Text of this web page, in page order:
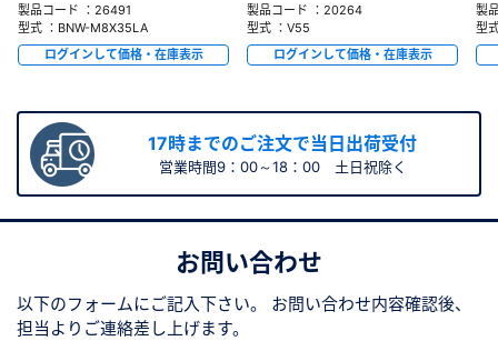
製品コード ：26491
型式 ：BNW-M8X35LA
ログインして価格・在庫表示
製品コード ：20264
型式 ：V55
ログインして価格・在庫表示
製
型
17時までのご注文で当日出荷受付
営業時間9：00～18：00 土日祝除く
お問い合わせ
以下のフォームにご記入下さい。
お問い合わせ内容確認後、
担当よりご連絡差し上げます。